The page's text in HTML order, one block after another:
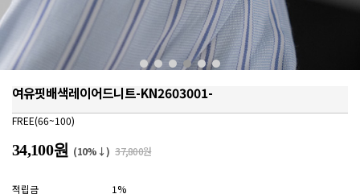
여유핏배색레이어드니트-KN2603001-
FREE(66~100)
34,100원 (10%↓) 37,800원
적립금 1%